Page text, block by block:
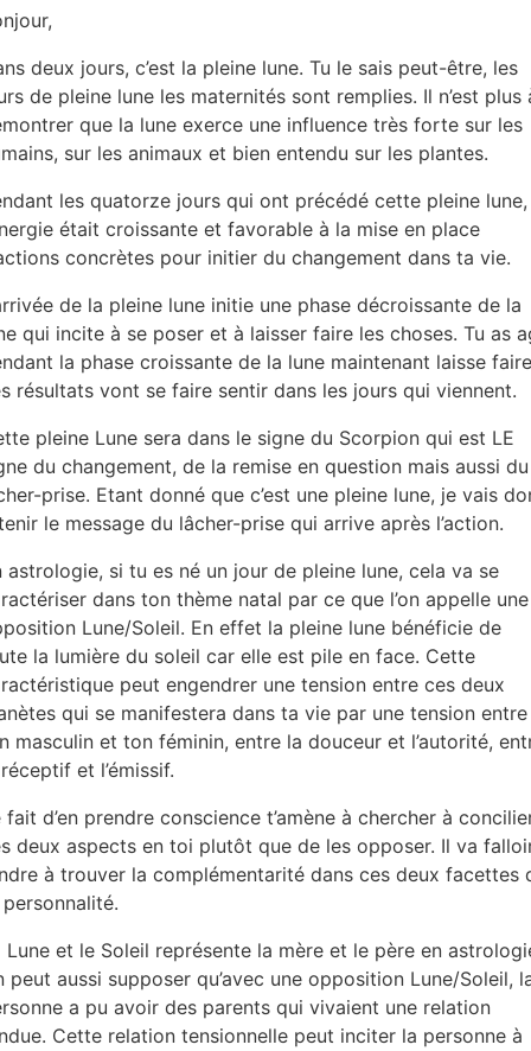
deux jours, c’est la pleine lune. Tu le sais peut-être, les
de pleine lune les maternités sont remplies. Il n’est plus
que la lune exerce une influence très forte sur les
sur les animaux et bien entendu sur les plantes.
les quatorze jours qui ont précédé cette pleine lune,
était croissante et favorable à la mise en place
concrètes pour initier du changement dans ta vie.
de la pleine lune initie une phase décroissante de la
qui incite à se poser et à laisser faire les choses. Tu as
la phase croissante de la lune maintenant laisse
résultats vont se faire sentir dans les jours qui viennent.
pleine Lune sera dans le signe du Scorpion qui est LE
du changement, de la remise en question mais aussi du
prise. Etant donné que c’est une pleine lune, je vais
le message du lâcher-prise qui arrive après l’action.
astrologie, si tu es né un jour de pleine lune, cela va se
dans ton thème natal par ce que l’on appelle une
Lune/Soleil. En effet la pleine lune bénéficie de
la lumière du soleil car elle est pile en face. Cette
peut engendrer une tension entre ces deux
qui se manifestera dans ta vie par une tension entre
masculin et ton féminin, entre la douceur et l’autorité,
et l’émissif.
fait d’en prendre conscience t’amène à chercher à
deux aspects en toi plutôt que de les opposer. Il va
à trouver la complémentarité dans ces deux facettes
Lune et le Soleil représente la mère et le père en
peut aussi supposer qu’avec une opposition Lune/Soleil,
a pu avoir des parents qui vivaient une relation
Cette relation tensionnelle peut inciter la personne à